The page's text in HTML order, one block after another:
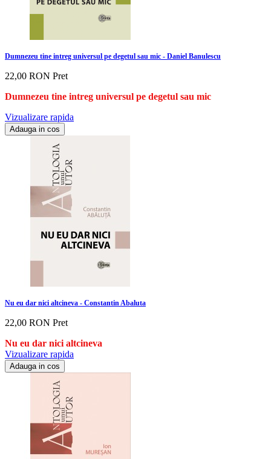
Dumnezeu tine intreg universul pe degetul sau mic - Daniel Banulescu
22,00 RON Pret
Dumnezeu tine intreg universul pe degetul sau mic
Vizualizare rapida
Adauga in cos
Nu eu dar nici altcineva - Constantin Abaluta
22,00 RON Pret
Nu eu dar nici altcineva
Vizualizare rapida
Adauga in cos